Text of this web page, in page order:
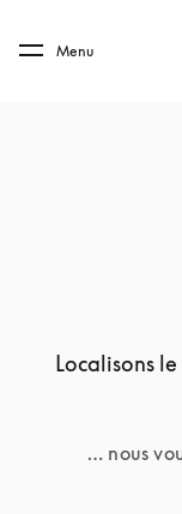
Skip to main
Menu
Localisons
… nous